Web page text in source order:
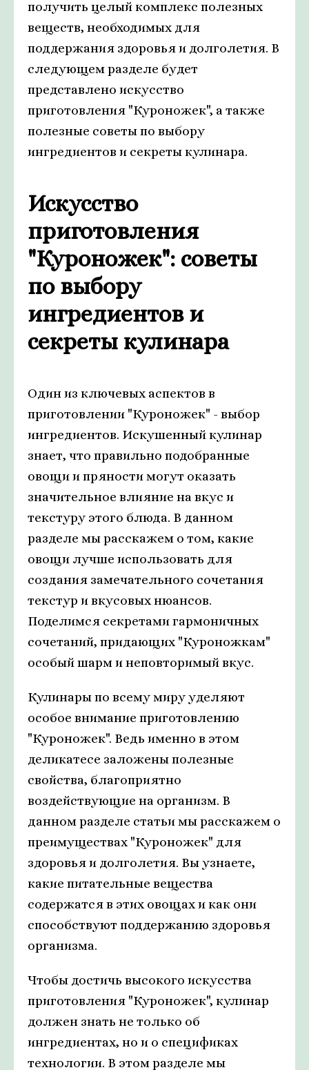
получить целый комплекс полезных
веществ, необходимых для
поддержания здоровья и долголетия. В
следующем разделе будет
представлено искусство
приготовления "Куроножек", а также
полезные советы по выбору
ингредиентов и секреты кулинара.
Искусство
приготовления
"Куроножек": советы
по выбору
ингредиентов и
секреты кулинара
Один из ключевых аспектов в
приготовлении "Куроножек" - выбор
ингредиентов. Искушенный кулинар
знает, что правильно подобранные
овощи и пряности могут оказать
значительное влияние на вкус и
текстуру этого блюда. В данном
разделе мы расскажем о том, какие
овощи лучше использовать для
создания замечательного сочетания
текстур и вкусовых нюансов.
Поделимся секретами гармоничных
сочетаний, придающих "Куроножкам"
особый шарм и неповторимый вкус.
Кулинары по всему миру уделяют
особое внимание приготовлению
"Куроножек". Ведь именно в этом
деликатесе заложены полезные
свойства, благоприятно
воздействующие на организм. В
данном разделе статьи мы расскажем о
преимуществах "Куроножек" для
здоровья и долголетия. Вы узнаете,
какие питательные вещества
содержатся в этих овощах и как они
способствуют поддержанию здоровья
организма.
Чтобы достичь высокого искусства
приготовления "Куроножек", кулинар
должен знать не только об
ингредиентах, но и о спецификах
технологии. В этом разделе мы